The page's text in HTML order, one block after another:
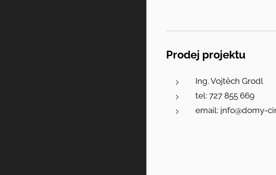
Prodej projektu
Ing. Vojtěch Grodl
tel: 727 855 669
email: info@domy-